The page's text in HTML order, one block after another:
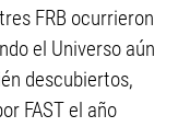
FRB ocurrieron
el Universo aún
descubiertos,
FAST el año